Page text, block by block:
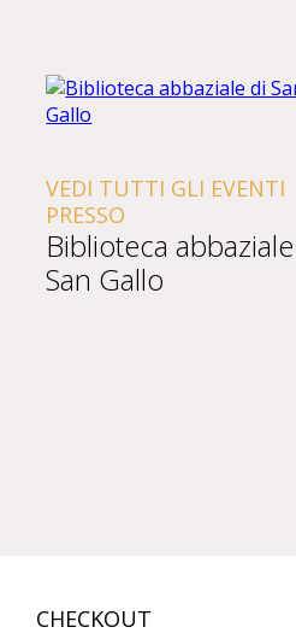
VEDI TUTTI GLI EVENTI
PRESSO
Biblioteca
San Gallo
CHECKOUT